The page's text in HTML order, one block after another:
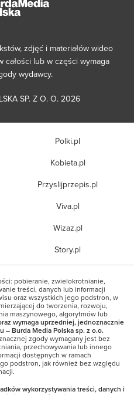
zdjęć i materiałów wideo
lub w części wymaga
wydawcy.
SP. Z O. O. 2026
Polki.pl
Kobieta.pl
Przyslijprzepis.pl
Viva.pl
Wizaz.pl
Story.pl
pobieranie, zwielokrotnianie,
treści, danych lub informacji
oraz wszystkich jego podstron, w
do tworzenia, rozwoju,
maszynowego, algorytmów lub
wymaga uprzedniej, jednoznacznie
– Burda Media Polska sp. z o.o.
zgody wymagany jest bez
przechowywania lub innego
dostępnych w ramach
podstron, jak również bez względu
wykorzystywania treści, danych i